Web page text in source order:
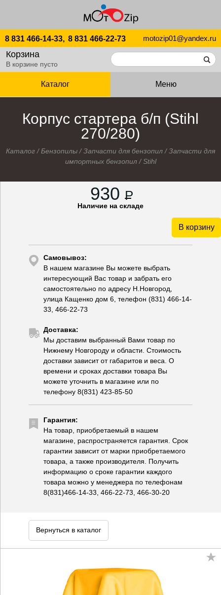
8 831 466-14-33, 8 831 466-22-73 motozip01@yandex.ru
Корзина
В корзине пусто
Каталог Меню
Корпус стартера б/п (Stihl
270/280)
Каталог /Бензопилы /Запчасти для бензопил /Запчасти для
импортных бензопил/Stihl
930 P
Наличие на складе
В корзину
Самовывоз:
В нашем магазине Вы можете выбрать
интересующий Вас товар и забрать его
самостоятельно по адресу Н.Новгород,
улица Кащенко дом 6, телефон (831) 466-14-
33, 466-22-73
Доставка:
Мы доставим выбранный Вами товар по
Нижнему Новгороду и области. Стоимость
доставки зависит от габаритов и веса. О
времени и сроках доставки товара Вы
можете уточнить в магазине или по
телефону 8(831) 423-85-50
Гарантия:
На товар, приобретаемый в нашем
магазине, распространяется гарантия. Срок
гарантии зависит от марки приобретаемого
товара, а также производителя. Получить
информацию о сроке гарантии каждого
товара можно у менеджера по телефонам
8(831)466-14-33, 466-22-73, 466-30-20
Вернуться в каталог